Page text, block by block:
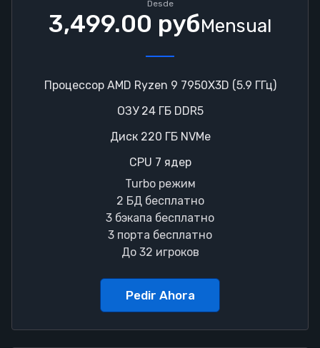
Desde
3,499.00 рубMensual
Процессор AMD Ryzen 9 7950X3D (5.9 ГГц)
ОЗУ 24 ГБ DDR5
Диск 220 ГБ NVMe
CPU 7 ядер
Turbo режим
2 БД бесплатно
3 бэкапа бесплатно
3 порта бесплатно
До 32 игроков
Pedir Ahora